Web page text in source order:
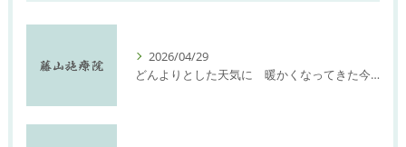
2026/04/29
どんよりとした天気に 暖かくなってきた今日此の頃